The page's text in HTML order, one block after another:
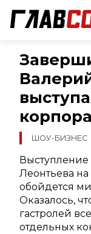
ШОУ-БИЗНЕС
Леонтьева
обойдется
Оказалось,
гастролей
отдельных